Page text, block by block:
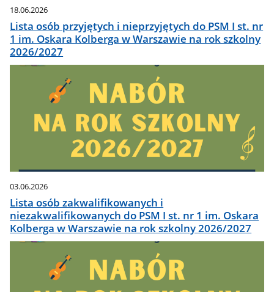
18.06.2026
Lista osób przyjętych i nieprzyjętych do PSM I st. nr
1 im. Oskara Kolberga w Warszawie na rok szkolny
2026/2027
03.06.2026
Lista osób zakwalifikowanych i
niezakwalifikowanych do PSM I st. nr 1 im. Oskara
Kolberga w Warszawie na rok szkolny 2026/2027